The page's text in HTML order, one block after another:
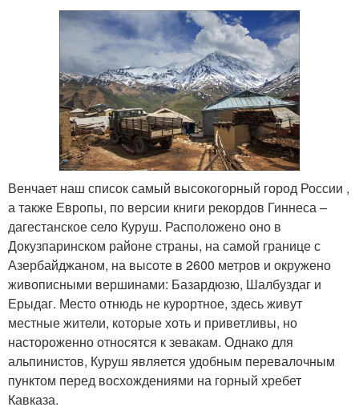
Венчает наш список самый высокогорный город России ,
а также Европы, по версии книги рекордов Гиннеса –
дагестанское село Куруш. Расположено оно в
Докузпаринском районе страны, на самой границе с
Азербайджаном, на высоте в 2600 метров и окружено
живописными вершинами: Базардюзю, Шалбуздаг и
Ерыдаг. Место отнюдь не курортное, здесь живут
местные жители, которые хоть и приветливы, но
настороженно относятся к зевакам. Однако для
альпинистов, Куруш является удобным перевалочным
пунктом перед восхождениями на горный хребет
Кавказа.